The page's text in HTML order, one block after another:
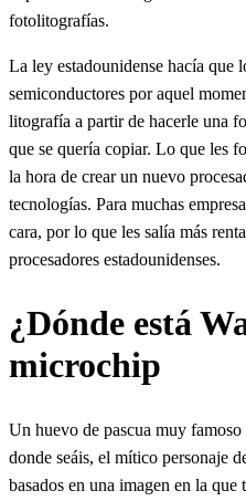
fotolitografías.
La ley estadounidense hacía que
semiconductores por aquel
litografía a partir de hacerle una
que se quería copiar. Lo que les
la hora de crear un nuevo
tecnologías. Para muchas
cara, por lo que les salía más
procesadores estadounidenses.
¿Dónde está
microchip
Un huevo de pascua muy
donde seáis, el mítico personaje
basados en una imagen en la